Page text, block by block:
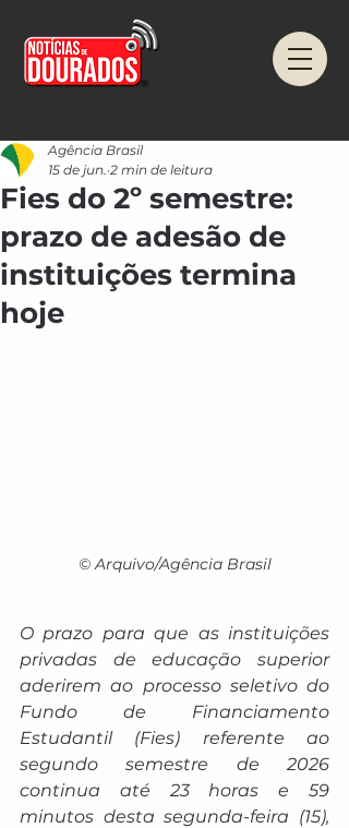
Fies do 2º semestre:
prazo de adesão de
instituições termina
hoje
Agência Brasil
15 de jun. 2 min de leitura
© Arquivo/Agência Brasil
O prazo para que as instituições
privadas de educação superior
aderirem ao processo seletivo do
Fundo de Financiamento
Estudantil (Fies) referente ao
segundo semestre de 2026
continua até 23 horas e 59
minutos desta segunda-feira (15),